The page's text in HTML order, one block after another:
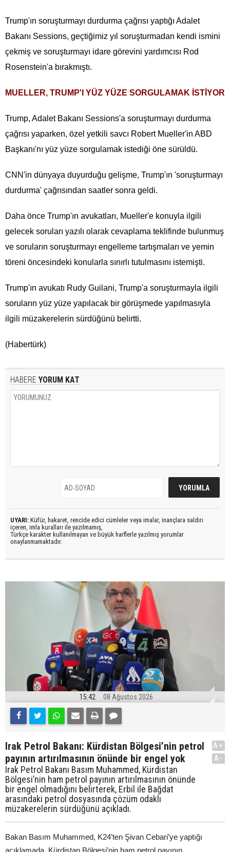
Trump'ın soruşturmayı durdurma çağrısı yaptığı Adalet
Bakanı Sessions, geçtiğimiz yıl soruşturmadan kendi ismini
çekmiş ve soruşturmayı idare görevini yardımcısı Rod
Rosenstein'a bırakmıştı.
MUELLER, TRUMP'I YÜZ YÜZE SORGULAMAK İSTİYOR
Trump, Adalet Bakanı Sessions'a soruşturmayı durdurma
çağrısı yaparken, özel yetkili savcı Robert Mueller'in ABD
Başkanı'nı yüz yüze sorgulamak istediği öne sürüldü.
CNN'in dünyaya duyurduğu gelişme, Trump'ın 'soruşturmayı
durdurma' çağrısından saatler sonra geldi.
Daha önce Trump'ın avukatları, Mueller'e konuyla ilgili
gelecek soruları yazılı olarak cevaplama teklifinde bulunmuş
ve soruların soruşturmayı engelleme tartışmaları ve yemin
töreni öncesindeki konularla sınırlı tutulmasını istemişti.
Trump'ın avukatı Rudy Guilani, Trump'a soruşturmayla ilgili
soruların yüz yüze yapılacak bir görüşmede yapılmasıyla
ilgili müzakerelerin sürdüğünü belirtti.
(Habertürk)
HABERE YORUM KAT
UYARI: Küfür, hakaret, rencide edici cümleler veya imalar, inançlara saldırı
içeren, imla kuralları ile yazılmamış,
Türkçe karakter kullanılmayan ve büyük harflerle yazılmış yorumlar
onaylanmamaktadır.
15:42 08 Ağustos 2026
Irak Petrol Bakanı: Kürdistan Bölgesi’nin petrol
payının artırılmasının önünde bir engel yok
Irak Petrol Bakanı Basım Muhammed, Kürdistan
Bölgesi’nin ham petrol payının artırılmasının önünde
bir engel olmadığını belirterek, Erbil ile Bağdat
arasındaki petrol dosyasında çözüm odaklı
müzakerelerin sürdüğünü açıkladı.
A+
A-
Bakan Basım Muhammed, K24’ten Şivan Cebari’ye yaptığı
açıklamada, Kürdistan Bölgesi’nin ham petrol payının